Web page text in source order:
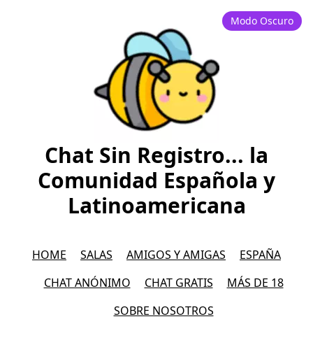
Chat Sin Registro... la
Comunidad Española y
Latinoamericana
HOME SALAS AMIGOS Y AMIGAS
ESPAÑA
CHAT ANÓNIMO
CHAT GRATIS
MÁS DE 18
SOBRE NOSOTROS
Modo Oscuro